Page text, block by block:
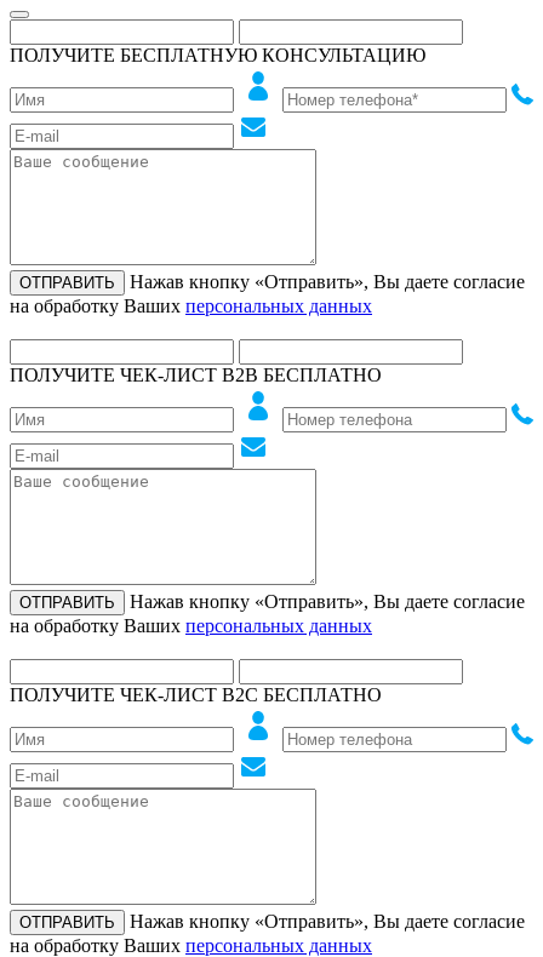
ПОЛУЧИТЕ БЕСПЛАТНУЮ КОНСУЛЬТАЦИЮ
Нажав кнопку «Отправить», Вы даете согласие
на обработку Ваших персональных данных
ПОЛУЧИТЕ ЧЕК-ЛИСТ B2B БЕСПЛАТНО
Нажав кнопку «Отправить», Вы даете согласие
на обработку Ваших персональных данных
ПОЛУЧИТЕ ЧЕК-ЛИСТ B2C БЕСПЛАТНО
Нажав кнопку «Отправить», Вы даете согласие
на обработку Ваших персональных данных